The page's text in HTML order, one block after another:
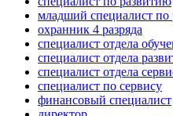
младший специалист по
охранник 4 разряда
специалист отдела
специалист отдела
специалист отдела
специалист по сервису
финансовый специалист